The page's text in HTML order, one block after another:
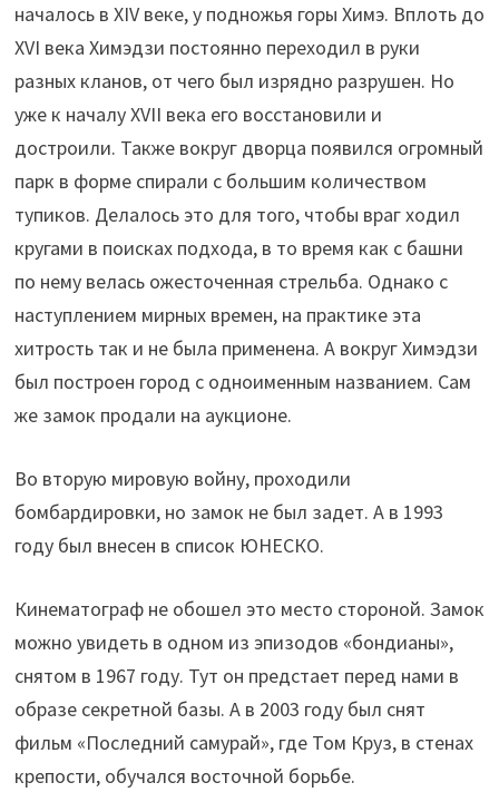
началось в XIV веке, у подножья горы Химэ. Вплоть до
XVI века Химэдзи постоянно переходил в руки
разных кланов, от чего был изрядно разрушен. Но
уже к началу XVII века его восстановили и
достроили. Также вокруг дворца появился огромный
парк в форме спирали с большим количеством
тупиков. Делалось это для того, чтобы враг ходил
кругами в поисках подхода, в то время как с башни
по нему велась ожесточенная стрельба. Однако с
наступлением мирных времен, на практике эта
хитрость так и не была применена. А вокруг Химэдзи
был построен город с одноименным названием. Сам
же замок продали на аукционе.
Во вторую мировую войну, проходили
бомбардировки, но замок не был задет. А в 1993
году был внесен в список ЮНЕСКО.
Кинематограф не обошел это место стороной. Замок
можно увидеть в одном из эпизодов «бондианы»,
снятом в 1967 году. Тут он предстает перед нами в
образе секретной базы. А в 2003 году был снят
фильм «Последний самурай», где Том Круз, в стенах
крепости, обучался восточной борьбе.